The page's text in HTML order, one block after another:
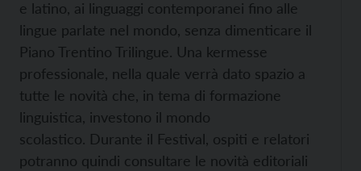
e latino, ai linguaggi contemporanei fino alle
lingue parlate nel mondo, senza dimenticare il
Piano Trentino Trilingue. Una kermesse
professionale, nella quale verrà dato spazio a
tutte le novità che, in tema di formazione
linguistica, investono il mondo
scolastico. Durante il Festival, ospiti e relatori
potranno quindi consultare le novità editoriali